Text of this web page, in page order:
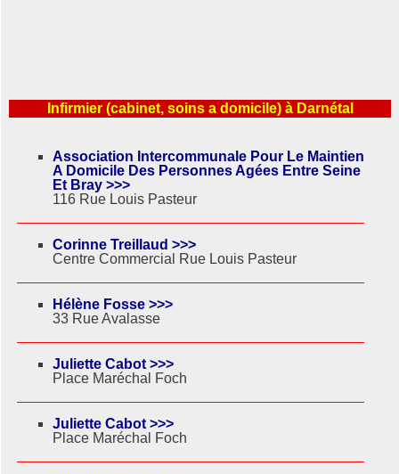
Infirmier (cabinet, soins a domicile) à Darnétal
Association Intercommunale Pour Le Maintien
A Domicile Des Personnes Agées Entre Seine
Et Bray >>>
116 Rue Louis Pasteur
Corinne Treillaud >>>
Centre Commercial Rue Louis Pasteur
Hélène Fosse >>>
33 Rue Avalasse
Juliette Cabot >>>
Place Maréchal Foch
Juliette Cabot >>>
Place Maréchal Foch